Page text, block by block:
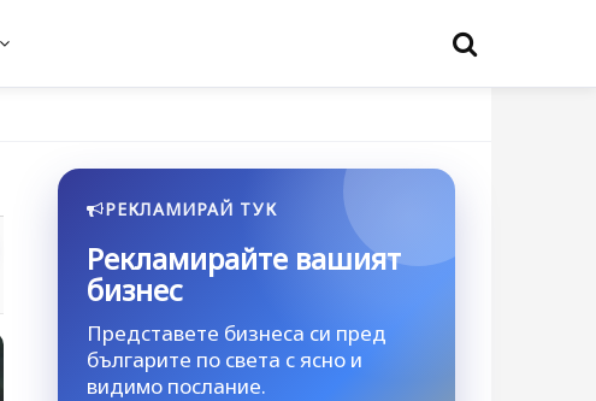
РЕКЛАМИРАЙ ТУК
Рекламирайте вашият
бизнес
Представете бизнеса си пред
българите по света с ясно и
видимо послание.